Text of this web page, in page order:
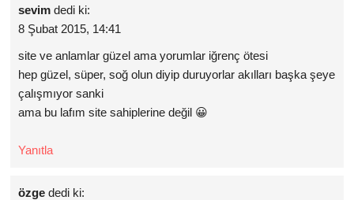
sevim dedi ki:
8 Şubat 2015, 14:41
site ve anlamlar güzel ama yorumlar iğrenç ötesi
hep güzel, süper, soğ olun diyip duruyorlar akılları başka şeye
çalışmıyor sanki
ama bu lafım site sahiplerine değil 😀
Yanıtla
özge dedi ki: